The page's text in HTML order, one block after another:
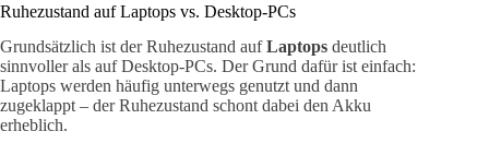
Ruhezustand auf Laptops vs. Desktop-PCs
Grundsätzlich ist der Ruhezustand aufLaptops deutlich
sinnvoller als auf Desktop-PCs. Der Grund dafür ist einfach:
Laptops werden häufig unterwegs genutzt und dann
zugeklappt – der Ruhezustand schont dabei den Akku
erheblich.